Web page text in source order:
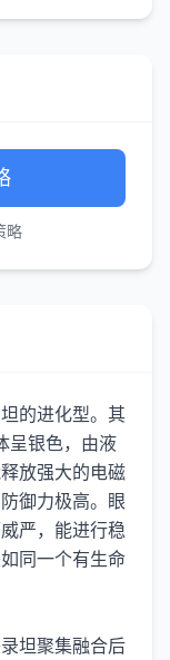
略
的进化型。其
呈银色，由液
放强大的电磁
御力极高。眼
严，能进行稳
同一个有生命
坦聚集融合后